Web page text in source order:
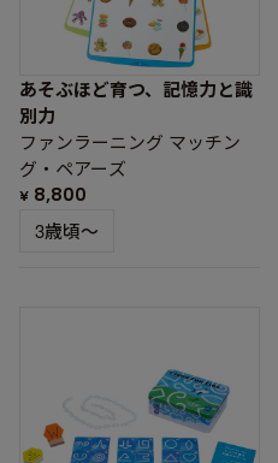
あそぶほど育つ、記憶力と識
別力
ファンラーニング マッチン
グ・ペアーズ
¥ 8,800
3歳頃～